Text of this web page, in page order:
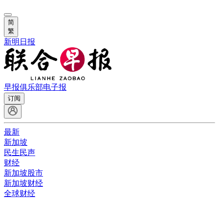
简
繁
新明日报
早报俱乐部电子报
订阅
最新
新加坡
民生民声
财经
新加坡股市
新加坡财经
全球财经